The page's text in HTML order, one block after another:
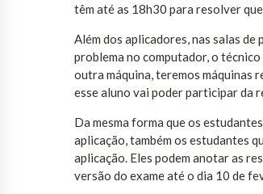
têm até as 18h30 para resolver
Além dos aplicadores, nas salas
problema no computador, o
outra máquina, teremos máquinas
esse aluno vai poder participar da
Da mesma forma que os
aplicação, também os estudantes
aplicação. Eles podem anotar as
versão do exame até o dia 10 de